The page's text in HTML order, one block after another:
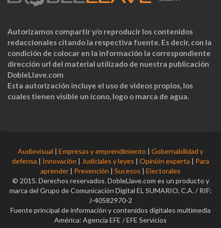
Autorizamos compartir y/o reproducir los contenidos
redaccionales citando la respectiva fuente. Es decir, con la
condición de colocar en la información la correspondiente
dirección url del material utilizado de nuestra publicación
DobleLlave.com
Esta autorización incluye el uso de videos propios, los
cuales tienen visible un ícono, logo o marca de agua.
Audiovisual | Empresas y emprendimiento | Gobernabilidad y
defensa | Innovación | Judiciales y leyes | Opinión experta | Para
aprender | Prevención | Sucesos | Electorales
© 2015. Derechos reservados. DobleLlave.com es un producto y
marca del Grupo de Comunicación Digital EL SUMARIO, C.A. / RIF:
J-40582970-2
Fuente principal de información y contenidos digitales multimedia
América: Agencia EFE / EFE Servicios